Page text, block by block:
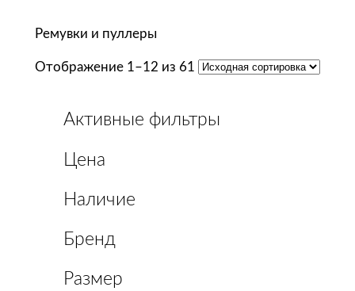
Ремувки и пуллеры
Отображение 1–12 из 61
Активные фильтры
Цена
Наличие
Бренд
Размер